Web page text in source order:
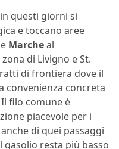
questi giorni si
e toccano aree
Marcheal
di Livigno e St.
di frontiera dove il
convenienza concreta
filo comune è
piacevole per i
di quei passaggi
gasolio resta più basso